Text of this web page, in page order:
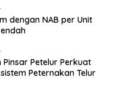
dengan NAB per Unit
Petelur Perkuat
Peternakan Telur